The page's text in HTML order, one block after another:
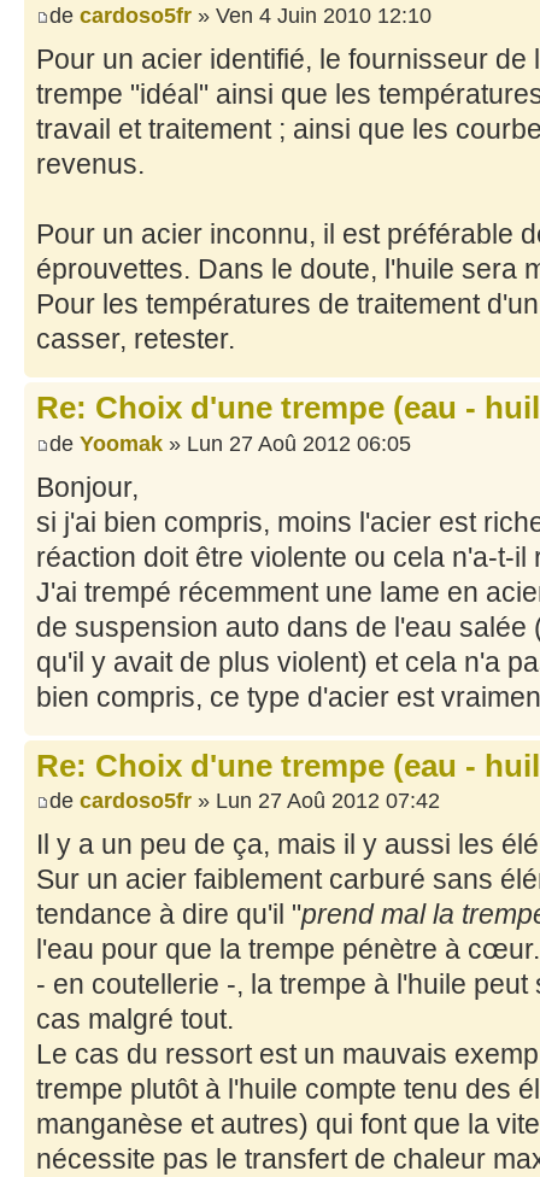
de cardoso5fr » Ven 4 Juin 2010 12:10
Pour un acier identifié, le fournisseur
trempe "idéal" ainsi que les
travail et traitement ; ainsi que les
revenus.
Pour un acier inconnu, il est préférable
éprouvettes. Dans le doute, l'huile sera
Pour les températures de traitement
casser, retester.
Re: Choix d'une trempe (eau -
de Yoomak » Lun 27 Aoû 2012 06:05
Bonjour,
si j'ai bien compris, moins l'acier est
réaction doit être violente ou cela n'a-t-il
J'ai trempé récemment une lame en
de suspension auto dans de l'eau salée
qu'il y avait de plus violent) et cela n'a
bien compris, ce type d'acier est
Re: Choix d'une trempe (eau -
de cardoso5fr » Lun 27 Aoû 2012 07:42
Il y a un peu de ça, mais il y aussi les
Sur un acier faiblement carburé sans
tendance à dire qu'il "prend mal la
l'eau pour que la trempe pénètre à
- en coutellerie -, la trempe à l'huile
cas malgré tout.
Le cas du ressort est un mauvais
trempe plutôt à l'huile compte tenu des
manganèse et autres) qui font que la
nécessite pas le transfert de chaleur